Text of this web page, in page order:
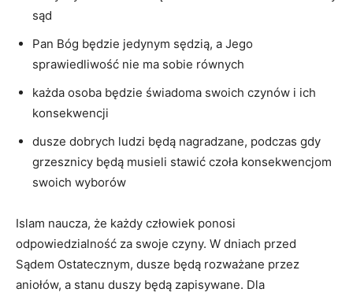
sąd
Pan Bóg będzie ⁤jedynym sędzią,‍ a Jego
sprawiedliwość nie ma sobie równych
każda osoba będzie ⁣świadoma swoich czynów i ich
konsekwencji
dusze dobrych ludzi będą nagradzane, podczas gdy
grzesznicy będą musieli ​stawić czoła konsekwencjom
swoich wyborów
Islam naucza, że każdy człowiek ponosi
odpowiedzialność za swoje czyny. W dniach przed
Sądem Ostatecznym, dusze będą rozważane przez
aniołów, a stanu duszy będą zapisywane. Dla